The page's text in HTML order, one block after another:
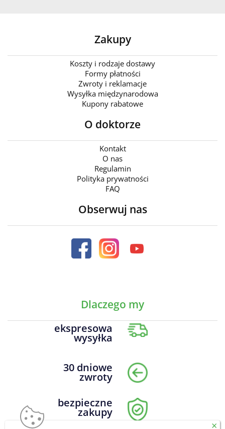
Zakupy
Koszty i rodzaje dostawy
Formy płatności
Zwroty i reklamacje
Wysyłka międzynarodowa
Kupony rabatowe
O doktorze
Kontakt
O nas
Regulamin
Polityka prywatności
FAQ
Obserwuj nas
Dlaczego my
ekspresowa
wysyłka
30 dniowe
zwroty
bezpieczne
zakupy
×